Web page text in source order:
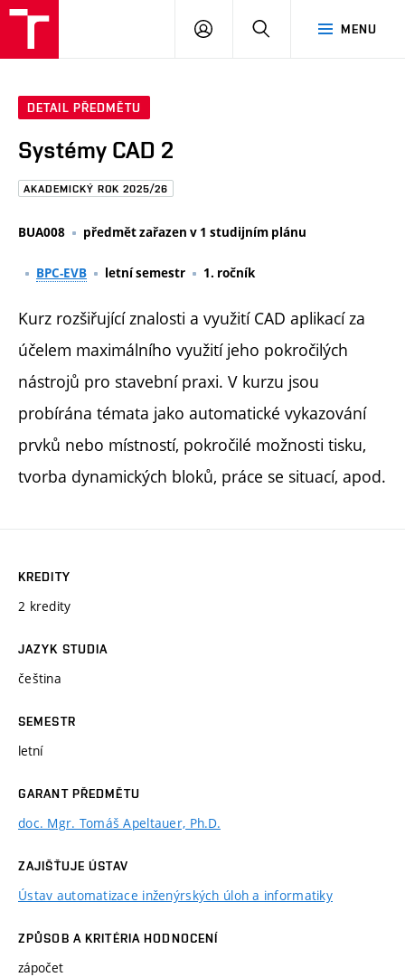
Brno
MENU
PŘIHLÁSIT
DETAIL PŘEDMĚTU
Systémy CAD 2
AKADEMICKÝ ROK 2025/26
BUA008 předmět zařazen v 1 studijním plánu
BPC-EVB letní semestr 1. ročník
Kurz rozšiřující znalosti a využití CAD aplikací za
účelem maximálního využití jeho pokročilých
nástrojů pro stavební praxi. V kurzu jsou
probírána témata jako automatické vykazování
prvků nebo místností, pokročilé možnosti tisku,
tvorba dynamických bloků, práce se situací, apod.
KREDITY
2 kredity
JAZYK STUDIA
čeština
SEMESTR
letní
GARANT PŘEDMĚTU
doc. Mgr. Tomáš Apeltauer, Ph.D.
ZAJIŠŤUJE ÚSTAV
Ústav automatizace inženýrských úloh a informatiky
ZPŮSOB A KRITÉRIA HODNOCENÍ
zápočet